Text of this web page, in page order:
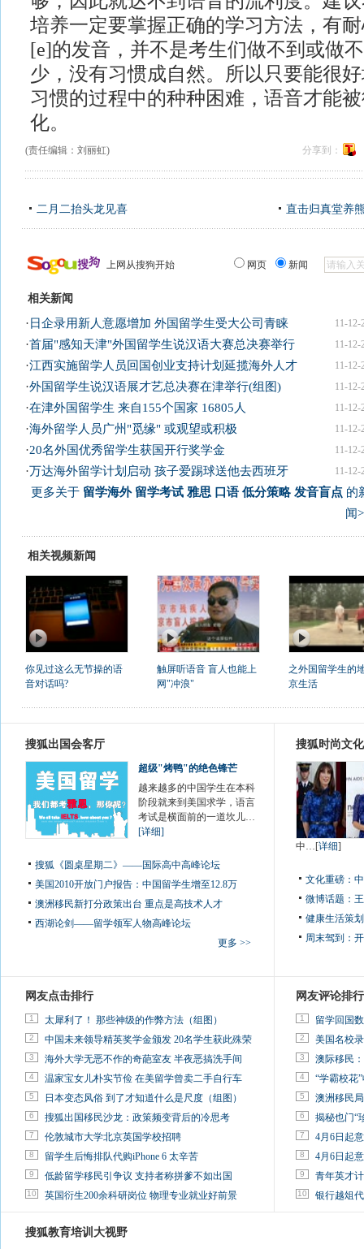
培养一定要掌握正确的学习方法，有
[e]的发音，并不是考生们做不到或做
少，没有习惯成自然。所以只要能很
习惯的过程中的种种困难，语音才能
化。
(责任编辑：刘丽虹) 分享到：
二月二抬头龙见喜 直击归真堂养
上网从搜狗开始 网页 新闻
相关新闻
11-12-
· 日企录用新人意愿增加 外国留学生受大公司青睐
11-12-
·首届"感知天津"外国留学生说汉语大赛总决赛举行
11-12-
·江西实施留学人员回国创业支持计划延揽海外人才
11-12-
·外国留学生说汉语展才艺总决赛在津举行(组图)
11-12-
·在津外国留学生 来自155个国家 16805人
11-12-
·海外留学人员广州"觅缘" 或观望或积极
11-12-
·20名外国优秀留学生获国开行奖学金
11-12-
·万达海外留学计划启动 孩子爱踢球送他去西班牙
更多关于 留学海外 留学考试 雅思 口语 低分策略 发音盲点的
闻
相关视频新闻
你见过这么无节操的语
音对话吗?
触屏听语音 盲人也能上
网"冲浪"
之外国留学生的
京生活
搜狐出国会客厅
超级"烤鸭"的绝色锋芒
越来越多的中国学生在本科
阶段就来到美国求学，语言
考试是横面前的一道坎儿…
[详细]
搜狐《圆桌星期二》——国际高中高峰论坛
美国2010开放门户报告：中国留学生增至12.8万
澳洲移民新打分政策出台 重点是高技术人才
西湖论剑——留学领军人物高峰论坛
更多 >>
搜狐时尚文
中…[详细]
文化重磅：
微博话题：
健康生活策
周末驾到：
网友点击排行
1 太犀利了！ 那些神级的作弊方法（组图）
2 中国未来领导精英奖学金颁发 20名学生获此殊荣
3 海外大学无恶不作的奇葩室友 半夜恶搞洗手间
4 温家宝女儿朴实节俭 在美留学曾卖二手自行车
5 日本变态风俗 到了才知道什么是尺度（组图）
6 搜狐出国移民沙龙：政策频变背后的冷思考
7 伦敦城市大学北京英国学校招聘
8 留学生后悔排队代购iPhone 6 太辛苦
9 低龄留学移民引争议 支持者称拼爹不如出国
10 英国衍生200余科研岗位 物理专业就业好前景
网友评论排行
1 留学回国
2 美国名校
3 澳际移民
4 “学霸校花
5 澳洲移民
6 揭秘也门“
7 4月6日起
8 4月6日起
9 青年英才
10 银行越俎
搜狐教育培训大视野